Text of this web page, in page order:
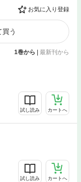
お気に入り登録
う
1巻から 最新刊から
試し読み カートへ
試し読み カートへ